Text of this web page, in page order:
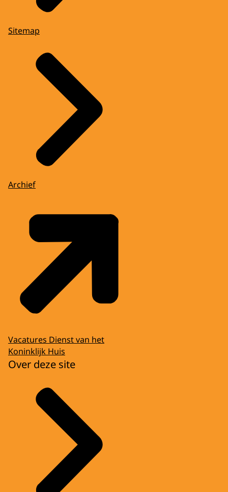
Sitemap
Archief
Vacatures Dienst van het
Koninklijk Huis
Over deze site